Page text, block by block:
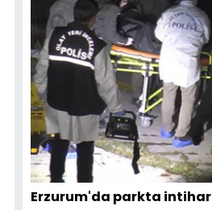
Erzurum'da parkta intihar